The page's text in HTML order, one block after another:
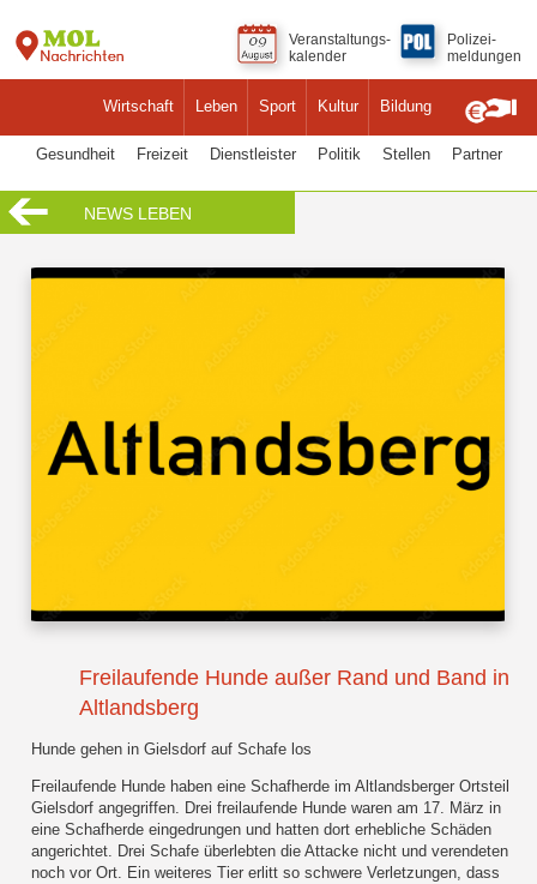
Wirtschaft Leben Sport Kultur Bildung
Veranstaltungs-
kalender
Polizei-
meldungen
Gesundheit Freizeit Dienstleister Politik Stellen Partner
NEWS LEBEN
Freilaufende Hunde außer Rand und Band in
Altlandsberg
Hunde gehen in Gielsdorf auf Schafe los
Freilaufende Hunde haben eine Schafherde im Altlandsberger Ortsteil
Gielsdorf angegriffen. Drei freilaufende Hunde waren am 17. März in
eine Schafherde eingedrungen und hatten dort erhebliche Schäden
angerichtet. Drei Schafe überlebten die Attacke nicht und verendeten
noch vor Ort. Ein weiteres Tier erlitt so schwere Verletzungen, dass